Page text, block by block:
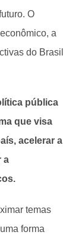
O
a
do Brasil
pública
que visa
acelerar a
a
temas
forma